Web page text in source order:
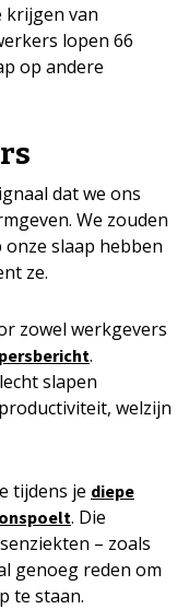
krijgen van
lopen 66
op andere
dat we ons
We zouden
slaap hebben
ze.
zowel werkgevers
persbericht.
slapen
welzijn
tijdens je diepe
. Die
– zoals
genoeg reden om
te staan.